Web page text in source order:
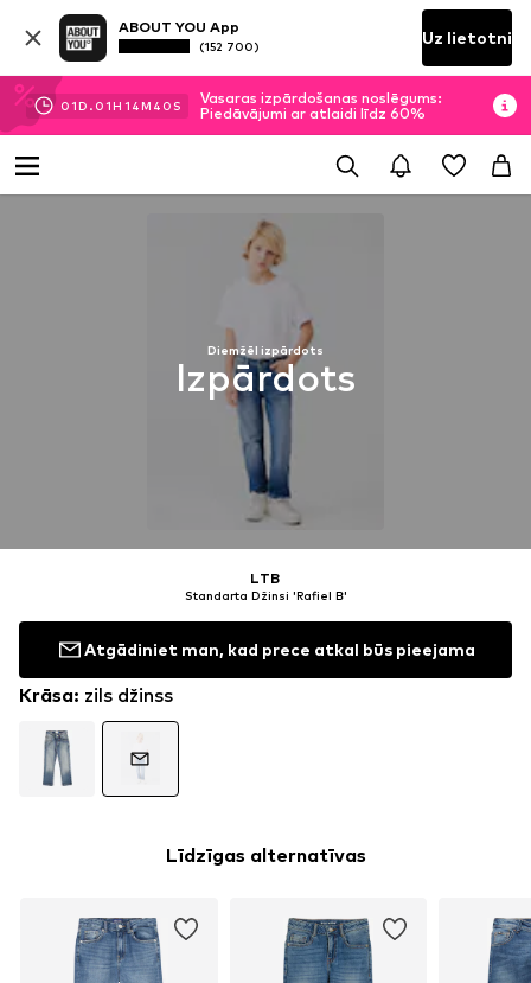
ABOUT YOU App
(152 700) Uz lietotni
01D. 01H 14M 39 S
Vasaras izpārdošanas noslēgums:
Piedāvājumi ar atlaidi līdz 60%
Diemžēl izpārdots
Izpārdots
LTB
Standarta Džinsi 'Rafiel B'
Atgādiniet man, kad prece atkal būs pieejama
Krāsa: zils džinss
Līdzīgas alternatīvas